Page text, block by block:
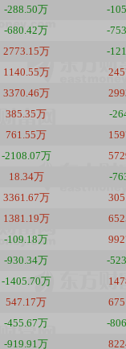
-288.50万
-
-680.42万
-
2773.15万
-
1140.55万
3370.46万
385.35万
-
761.55万
-2108.07万
18.34万
-
3361.67万
1381.19万
-109.18万
-930.34万
-
-1405.70万
547.17万
-455.67万
-
-919.91万